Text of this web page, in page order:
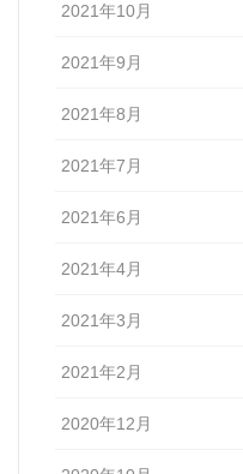
2021年10月
2021年9月
2021年8月
2021年7月
2021年6月
2021年4月
2021年3月
2021年2月
2020年12月